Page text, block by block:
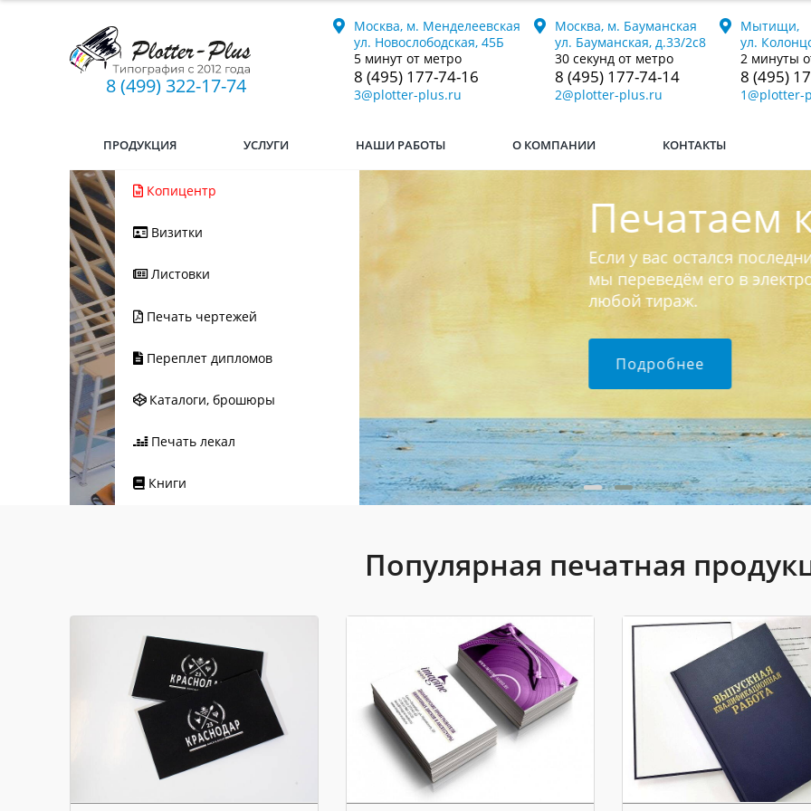
8 (499) 322-17-74
Москва, м. Менделеевская
ул. Новослободская, 45Б
5 минут от метро
8 (495) 177-74-16
3@plotter-plus.ru
Москва, м. Бауманская
ул. Бауманская, д.33/2с8
30 секунд от метро
8 (495) 177-74-14
2@plotter-plus.ru
Мытищи,
ул.
2 минуты
8 (495)
1@plotter-
ПРОДУКЦИЯ УСЛУГИ НАШИ РАБОТЫ О КОМПАНИИ КОНТАКТЫ
Копицентр
Визитки
Листовки
Печать чертежей
Переплет дипломов
Каталоги, брошюры
Печать лекал
Книги
Печатаем книги
Если у вас остался последний бумажный экземпляр
мы переведём его в электронный формат и
Популярная печатная